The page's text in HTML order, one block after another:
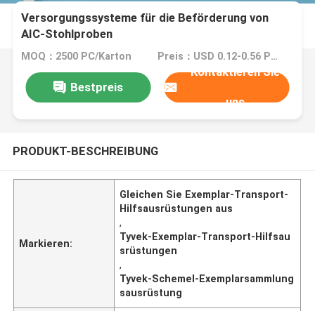
Versorgungssysteme für die Beförderung von
AIC-Stohlproben
MOQ：2500 PC/Karton Preis：USD 0.12-0.56 Piece/Pieces
Bestpreis
Kontaktieren Sie
uns
PRODUKT-BESCHREIBUNG
Markieren:
Gleichen Sie Exemplar-Transport-
Hilfsausrüstungen aus
,
Tyvek-Exemplar-Transport-Hilfsau
srüstungen
,
Tyvek-Schemel-Exemplarsammlung
sausrüstung